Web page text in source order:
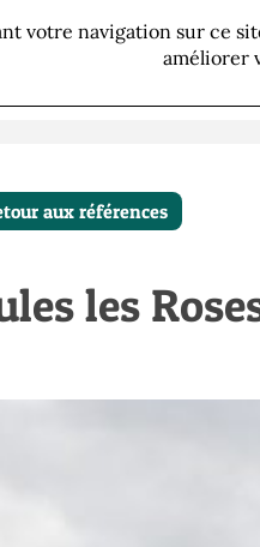
votre navigation sur ce
améliorer
Présentation
aux références
les